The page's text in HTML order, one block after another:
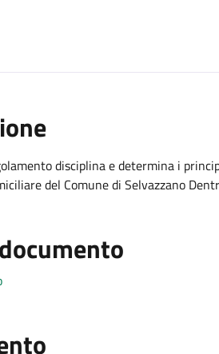
disciplina e determina i
del Comune di Selvazzano